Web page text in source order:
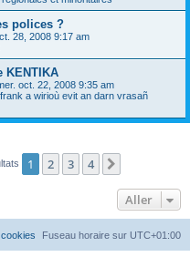
polices ?
28, 2008 9:17 am
KENTIKA
oct. 22, 2008 9:35 am
a wirioù evit an darn vrasañ
1 2 3 4
Aller
Fuseau horaire sur UTC+01:00